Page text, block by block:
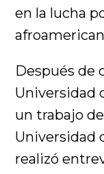
en la lucha
Después de
Universidad
un trabajo
Universidad
realizó